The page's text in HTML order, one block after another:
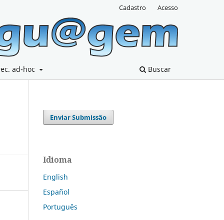
ad-hoc Buscar
Cadastro Acesso
Enviar Submissão
Idioma
English
Español
Português